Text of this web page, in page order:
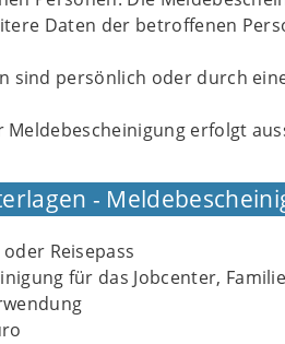
Daten der betroffenen
sind persönlich oder durch
Meldebescheinigung erfolgt
-
Reisepass
für das Jobcenter,